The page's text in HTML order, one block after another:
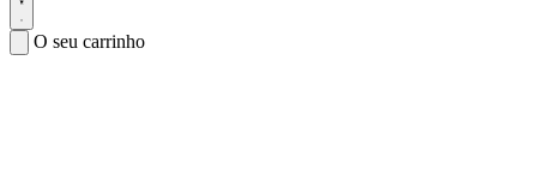
O seu carrinho